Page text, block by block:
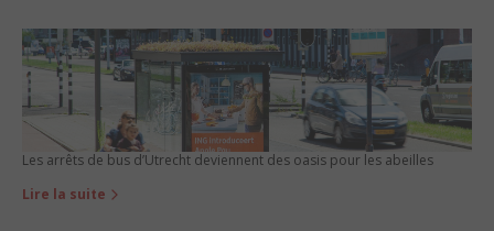
Les arrêts de bus d’Utrecht deviennent des oasis pour les abeilles
Lire la suite